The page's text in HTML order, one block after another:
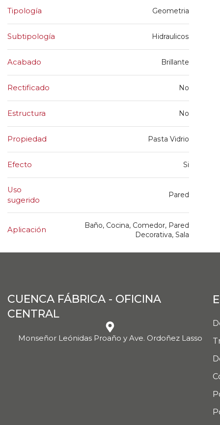
Tipología Geometria
Subtipología Hidraulicos
Acabado Brillante
Rectificado No
Estructura No
Propiedad Pasta Vidrio
Efecto Si
Uso
sugerido
Pared
Aplicación
Baño, Cocina, Comedor, Pared
Decorativa, Sala
CUENCA FÁBRICA - OFICINA
CENTRAL
Monseñor Leónidas Proaño y Ave. Ordoñez Lasso